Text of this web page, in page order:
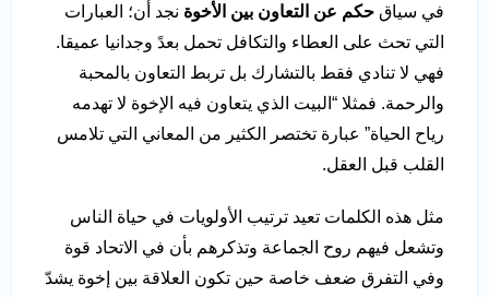
في سياق حكم عن التعاون بين الأخوة نجد أن؛ العبارات
التي تحث على العطاء والتكافل تحمل بعدً وجدانيا عميقا.
فهي لا تنادي فقط بالتشارك بل تربط التعاون بالمحبة
والرحمة. فمثلا “البيت الذي يتعاون فيه الإخوة لا تهدمه
رياح الحياة” عبارة تختصر الكثير من المعاني التي تلامس
القلب قبل العقل.
مثل هذه الكلمات تعيد ترتيب الأولويات في حياة الناس
وتشعل فيهم روح الجماعة وتذكرهم بأن في الاتحاد قوة
وفي التفرق ضعف خاصة حين تكون العلاقة بين إخوة يشدّ